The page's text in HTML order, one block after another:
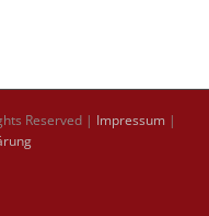
Reserved | Impressum |